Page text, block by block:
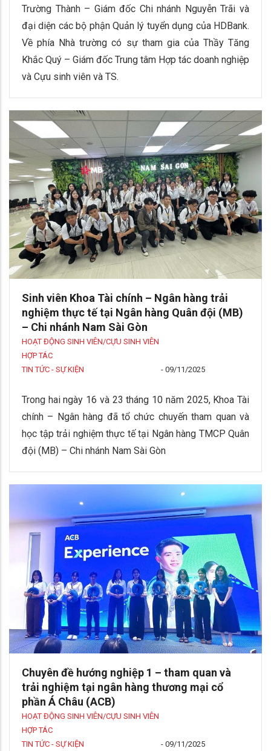
Trường Thành – Giám đốc Chi nhánh Nguyễn Trãi và
đại diện các bộ phận Quản lý tuyển dụng của HDBank.
Về phía Nhà trường có sự tham gia của Thầy Tăng
Khắc Quý – Giám đốc Trung tâm Hợp tác doanh nghiệp
và Cựu sinh viên và TS.
Sinh viên Khoa Tài chính – Ngân hàng trải
nghiệm thực tế tại Ngân hàng Quân đội (MB)
– Chi nhánh Nam Sài Gòn
HOẠT ĐỘNG SINH VIÊN/CỰU SINH VIÊN
HỢP TÁC
TIN TỨC - SỰ KIỆN
- 09/11/2025
Trong hai ngày 16 và 23 tháng 10 năm 2025, Khoa Tài
chính – Ngân hàng đã tổ chức chuyến tham quan và
học tập trải nghiệm thực tế tại Ngân hàng TMCP Quân
đội (MB) – Chi nhánh Nam Sài Gòn
Chuyên đề hướng nghiệp 1 – tham quan và
trải nghiệm tại ngân hàng thương mại cổ
phần Á Châu (ACB)
HOẠT ĐỘNG SINH VIÊN/CỰU SINH VIÊN
HỢP TÁC
TIN TỨC - SỰ KIỆN
- 09/11/2025